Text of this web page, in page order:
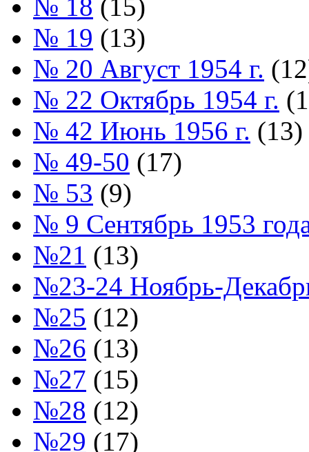
№ 18 (15)
№ 19 (13)
№ 20 Август 1954 г.
№ 22 Октябрь 1954 г.
№ 42 Июнь 1956 г. (13)
№ 49-50 (17)
№ 53 (9)
№ 9 Сентябрь 1953
№21 (13)
№23-24 Ноябрь-
№25 (12)
№26 (13)
№27 (15)
№28 (12)
№29 (17)